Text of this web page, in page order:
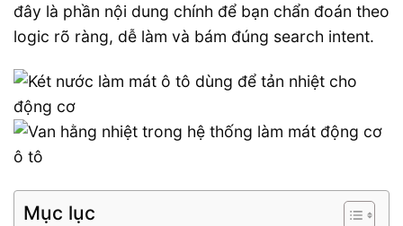
đây là phần nội dung chính để bạn chẩn đoán theo
logic rõ ràng, dễ làm và bám đúng search intent.
Mục lục